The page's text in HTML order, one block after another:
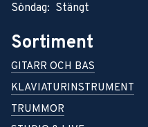
Söndag: Stängt
Sortiment
GITARR OCH BAS
KLAVIATURINSTRUMENT
TRUMMOR